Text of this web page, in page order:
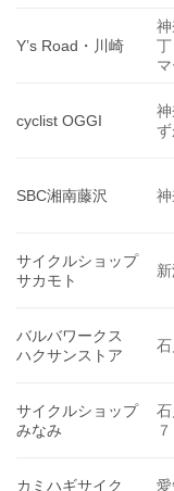
Y’s Road・川崎
cyclist OGGI
SBC湘南藤沢
サイクルショップ
サカモト
バルバワークス
ハクサンストア
サイクルショップ
みなみ
７
カミハギサイク